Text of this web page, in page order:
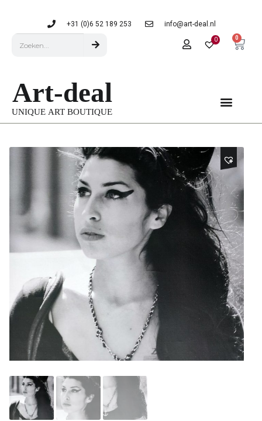
+31 (0)6 52 189 253 info@art-deal.nl
0 0